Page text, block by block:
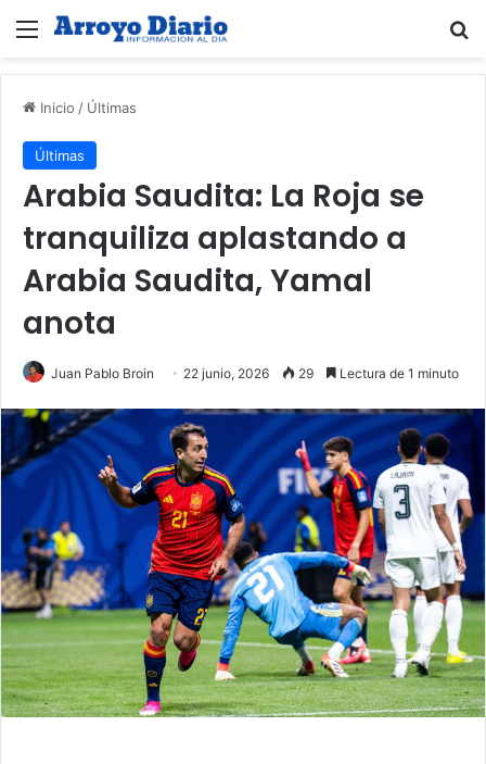
Menú
Inicio / Últimas
Últimas
Arabia Saudita: La Roja se
tranquiliza aplastando a
Arabia Saudita, Yamal
anota
Juan Pablo Broin 22 junio, 2026 29 Lectura de 1 minuto